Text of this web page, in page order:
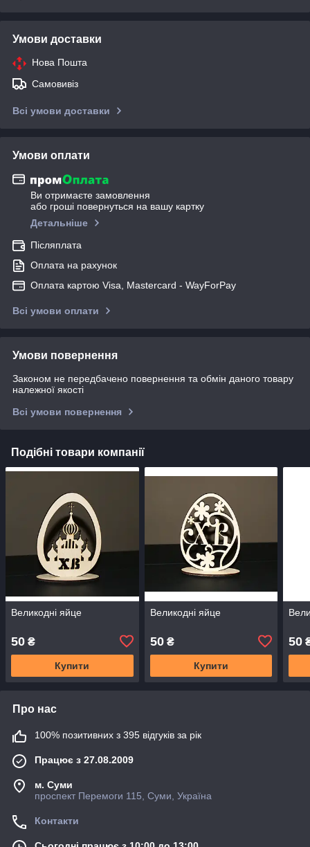
Умови доставки
Нова Пошта
Самовивіз
Всі умови доставки
Умови оплати
Ви отримаєте замовлення
або гроші повернуться на вашу картку
Детальніше
Післяплата
Оплата на рахунок
Оплата картою Visa, Mastercard - WayForPay
Всі умови оплати
Умови повернення
Законом не передбачено повернення та обмін даного товару
належної якості
Всі умови повернення
Подібні товари компанії
Великодні яйце
50 ₴
Купити
Великодні яйце
50₴
Купити
50
Про нас
100% позитивних з 395 відгуків за рік
Працює з 27.08.2009
м. Суми
проспект Перемоги 115, Суми, Україна
Контакти